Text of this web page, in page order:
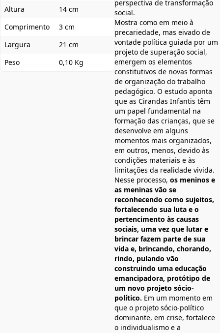
Altura
14 cm
Comprimento
3 cm
Largura
21 cm
Peso
0,10 Kg
perspectiva de transformação
social.
Mostra como em meio à
precariedade, mas eivado de
vontade política guiada por um
projeto de superação social,
emergem os elementos
constitutivos de novas formas
de organização do trabalho
pedagógico. O estudo aponta
que as Cirandas Infantis têm
um papel fundamental na
formação das crianças, que se
desenvolve em alguns
momentos mais organizados,
em outros, menos, devido às
condições materiais e às
limitações da realidade vivida.
Nesse processo, os meninos e
as meninas vão se
reconhecendo como sujeitos,
fortalecendo sua luta e o
pertencimento às causas
sociais, uma vez que lutar e
brincar fazem parte de sua
vida e, brincando, chorando,
rindo, pulando vão
construindo uma educação
emancipadora, protótipo de
um novo projeto sócio-
político. Em um momento em
que o projeto sócio-político
dominante, em crise, fortalece
o individualismo e a